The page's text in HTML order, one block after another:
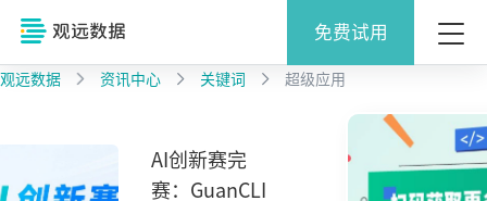
免费试用
观远数据 资讯中心 关键词 超级应用
AI创新赛完
赛：GuanCLI